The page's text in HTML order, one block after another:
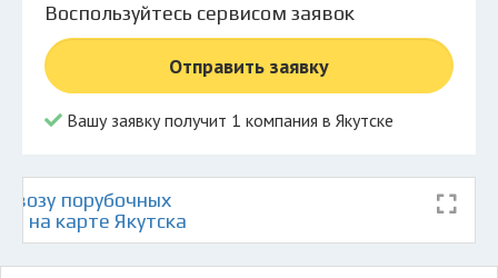
Воспользуйтесь сервисом заявок
Отправить заявку
Вашу заявку получит 1 компания в Якутске
порубочных
на карте Якутска